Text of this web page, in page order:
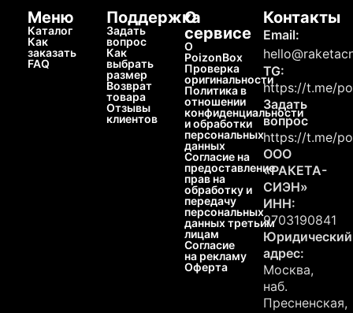
Меню
Каталог
Как
заказать
FAQ
Поддержка
Задать
вопрос
Как
выбрать
размер
Возврат
товара
Отзывы
клиентов
О
сервисе
О
PoizonBox
Проверка
оригинальности
Политика в
отношении
конфиденциальности
и обработки
персональных
данных
Согласие на
предоставление
прав на
обработку и
передачу
персональных
данных третьим
лицам
Согласие
на рекламу
Оферта
Контакты
Email:
TG:
https://t.me/
Задать
вопрос
https://t.me/
ООО
«РАКЕТА-
СИЭН»
ИНН:
9703190841
Юридический
адрес:
Москва,
наб.
Пресненская,